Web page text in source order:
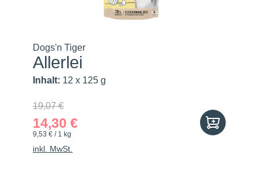
Dogs'n Tiger
Allerlei
Inhalt: 12 x 125 g
19,07 €
14,30 €
9,53 € / 1 kg
inkl. MwSt.